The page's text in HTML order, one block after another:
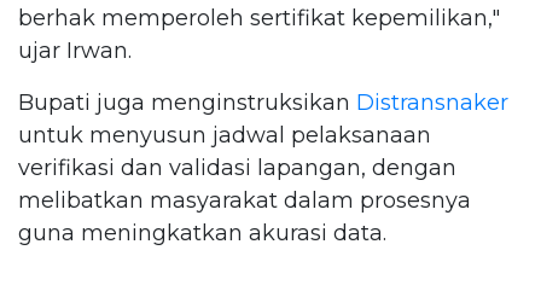
berhak memperoleh sertifikat kepemilikan,"
ujar Irwan.
Bupati juga menginstruksikan Distransnaker
untuk menyusun jadwal pelaksanaan
verifikasi dan validasi lapangan, dengan
melibatkan masyarakat dalam prosesnya
guna meningkatkan akurasi data.